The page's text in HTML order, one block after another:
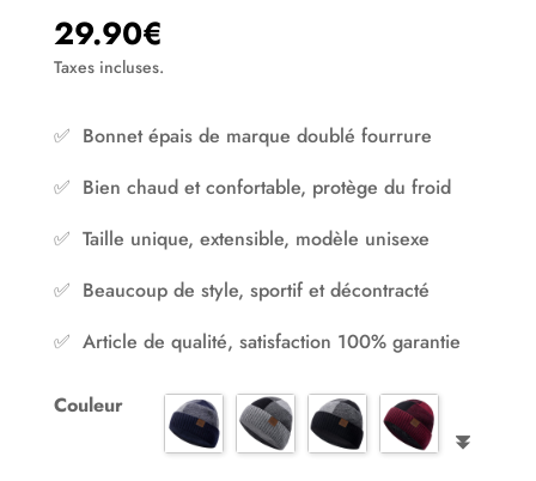
sur 5
basé sur
notations
29.90€
Taxes incluses.
✅ Bonnet épais de marque doublé fourrure
✅ Bien chaud et confortable, protège du froid
✅ Taille unique, extensible, modèle unisexe
✅ Beaucoup de style, sportif et décontracté
✅ Article de qualité, satisfaction 100% garantie
Couleur